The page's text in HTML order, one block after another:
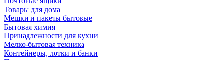
Товары для дома
Мешки и пакеты бытовые
Бытовая химия
Принадлежности для кухни
Мелко-бытовая техника
Контейнеры, лотки и банки